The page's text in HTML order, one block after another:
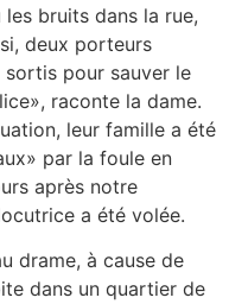
bruits dans la rue,
deux porteurs
sortis pour sauver le
raconte la dame.
leur famille a été
par la foule en
après notre
a été volée.
drame, à cause de
dans un quartier de